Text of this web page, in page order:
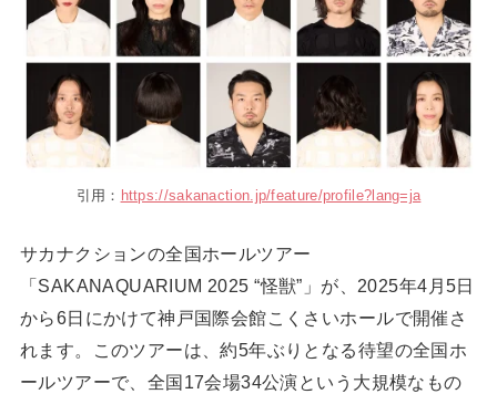
引用： https://sakanaction.jp/feature/profile?lang=ja
サカナクションの全国ホールツアー
「SAKANAQUARIUM 2025 “怪獣”」が、2025年4月5日
から6日にかけて神戸国際会館こくさいホールで開催さ
れます。このツアーは、約5年ぶりとなる待望の全国ホ
ールツアーで、全国17会場34公演という大規模なもの